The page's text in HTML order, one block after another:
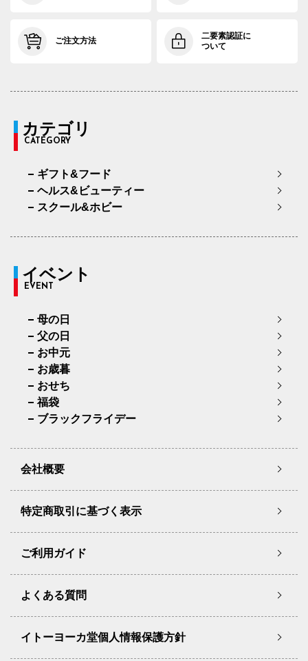
ご注文方法
二要素認証に
ついて
カテゴリ
CATEGORY
ギフト&フード
ヘルス&ビューティー
スクール&ホビー
イベント
EVENT
母の日
父の日
お中元
お歳暮
おせち
福袋
ブラックフライデー
会社概要
特定商取引に基づく表示
ご利用ガイド
よくある質問
イトーヨーカ堂個人情報保護方針